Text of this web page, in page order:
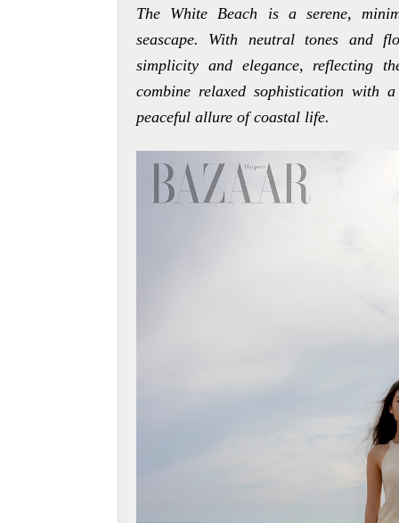
The White Beach is a serene,
seascape. With neutral tones and
simplicity and elegance, reflecting
combine relaxed sophistication with
peaceful allure of coastal life.